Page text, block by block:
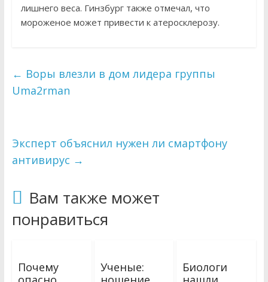
лишнего веса. Гинзбург также отмечал, что
мороженое может привести к атеросклерозу.
← Воры влезли в дом лидера группы
Uma2rman
Эксперт объяснил нужен ли смартфону
антивирус →
Вам также может
понравиться
Почему
Ученые:
Биологи